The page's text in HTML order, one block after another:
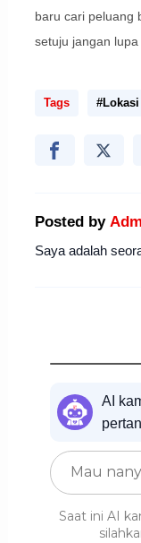
baru cari peluang
setuju jangan
Tags #Lokasi
Posted by
Saya adalah
AI
Saat ini AI